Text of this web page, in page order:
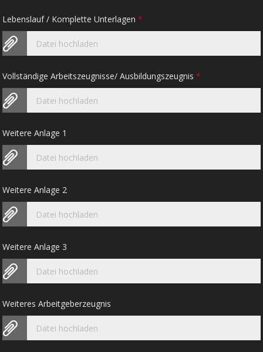
Lebenslauf / Komplette Unterlagen*
Datei hochladen
Vollständige Arbeitszeugnisse/ Ausbildungszeugnis*
Datei hochladen
Weitere Anlage 1
Datei hochladen
Weitere Anlage 2
Datei hochladen
Weitere Anlage 3
Datei hochladen
Weiteres Arbeitgeberzeugnis
Datei hochladen